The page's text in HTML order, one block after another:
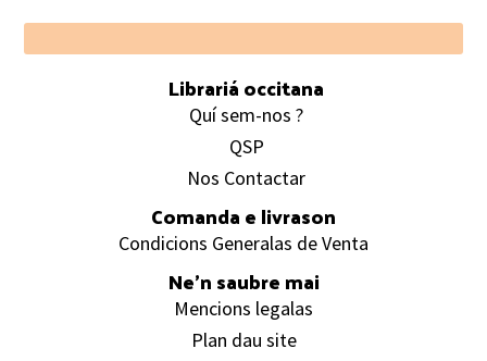
Footer
Librariá occitana
Quí sem-nos ?
QSP
Nos Contactar
Comanda e livrason
Condicions Generalas de Venta
Ne’n saubre mai
Mencions legalas
Plan dau site